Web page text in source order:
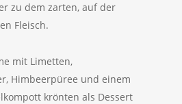
zu dem zarten, auf der
Fleisch.
mit Limetten,
Himbeerpüree und einem
krönten als Dessert